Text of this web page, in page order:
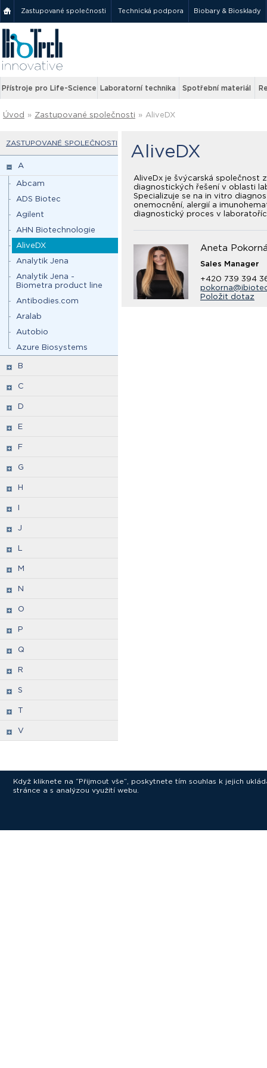
Zastupované společnosti Technická podpora Biobary & Biosklady
Přístroje pro Life-Science Laboratorní technika Spotřební materiál
Úvod » Zastupované společnosti » AliveDX
ZASTUPOVANÉ SPOLEČNOSTI
A
Abcam
ADS Biotec
Agilent
AHN Biotechnologie
AliveDX
Analytik Jena
Analytik Jena -
Biometra product line
Antibodies.com
Aralab
Autobio
Azure Biosystems
B
C
D
E
F
G
H
I
J
L
M
N
O
P
Q
R
S
T
V
AliveDX
AliveDx je švýcarská společnost
diagnostických řešení v oblasti
Specializuje se na in vitro
onemocnění, alergií a
diagnostický proces v
Aneta
Sales Manager
+420 739 394
Položit dotaz
Když kliknete na “Přijmout vše”, poskytnete tím souhlas k jejich
stránce a s analýzou využití webu.